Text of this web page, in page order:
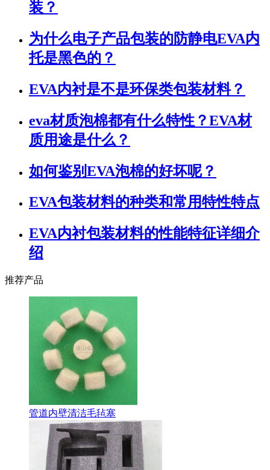
装？
为什么电子产品包装的防静电EVA内
托是黑色的？
EVA内衬是不是环保类包装材料？
eva材质泡棉都有什么特性？EVA材
质用途是什么？
如何鉴别EVA泡棉的好坏呢？
EVA包装材料的种类和常用特性特点
EVA内衬包装材料的性能特征详细介
绍
推荐产品
管道内壁清洁毛毡塞